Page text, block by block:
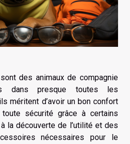
des animaux de compagnie
dans presque toutes les
méritent d’avoir un bon confort
sécurité grâce à certains
la découverte de l’utilité et des
nécessaires pour le